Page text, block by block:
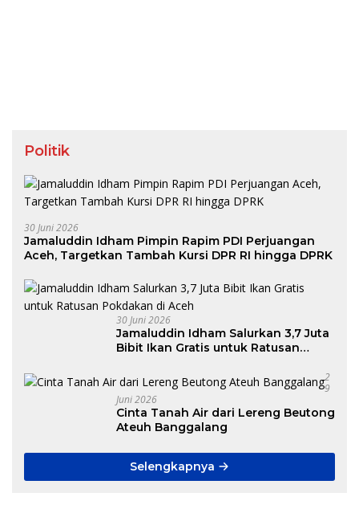
Politik
30 Juni 2026
Jamaluddin Idham Pimpin Rapim PDI Perjuangan
Aceh, Targetkan Tambah Kursi DPR RI hingga DPRK
30 Juni 2026
Jamaluddin Idham Salurkan 3,7 Juta
Bibit Ikan Gratis untuk Ratusan
2
9
Juni 2026
Cinta Tanah Air dari Lereng Beutong
Ateuh Banggalang
Selengkapnya